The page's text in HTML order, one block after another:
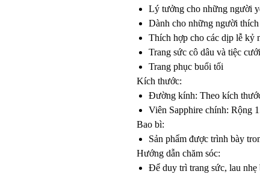
Lý tưởng cho những người
Dành cho những người
Thích hợp cho các dịp lễ kỷ
Trang sức cô dâu và tiệc
Trang phục buổi tối
Kích thước:
Đường kính: Theo kích
Viên Sapphire chính: Rộng
Bao bì:
Sản phẩm được trình bày
Hướng dẫn chăm sóc:
Để duy trì trang sức, lau nhẹ